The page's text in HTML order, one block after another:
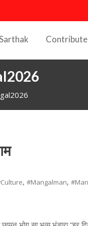
Contribute
, #Mangalman,